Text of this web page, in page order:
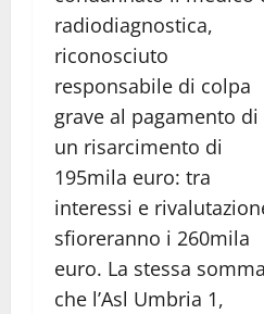
radiodiagnostica,
riconosciuto
responsabile di colpa
grave al pagamento di
un risarcimento di
195mila euro: tra
interessi e
sfioreranno i 260mila
euro. La stessa somma
che l’Asl Umbria 1,